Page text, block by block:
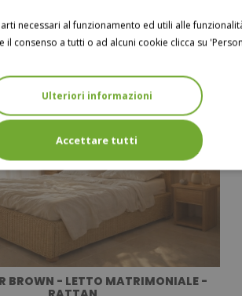
BROWN - LETTO MATRIMONIALE -
necessari al funzionamento ed utili alle
il consenso a tutti o ad alcuni cookie clicca su
Ulteriori informazioni
Accettare tutti